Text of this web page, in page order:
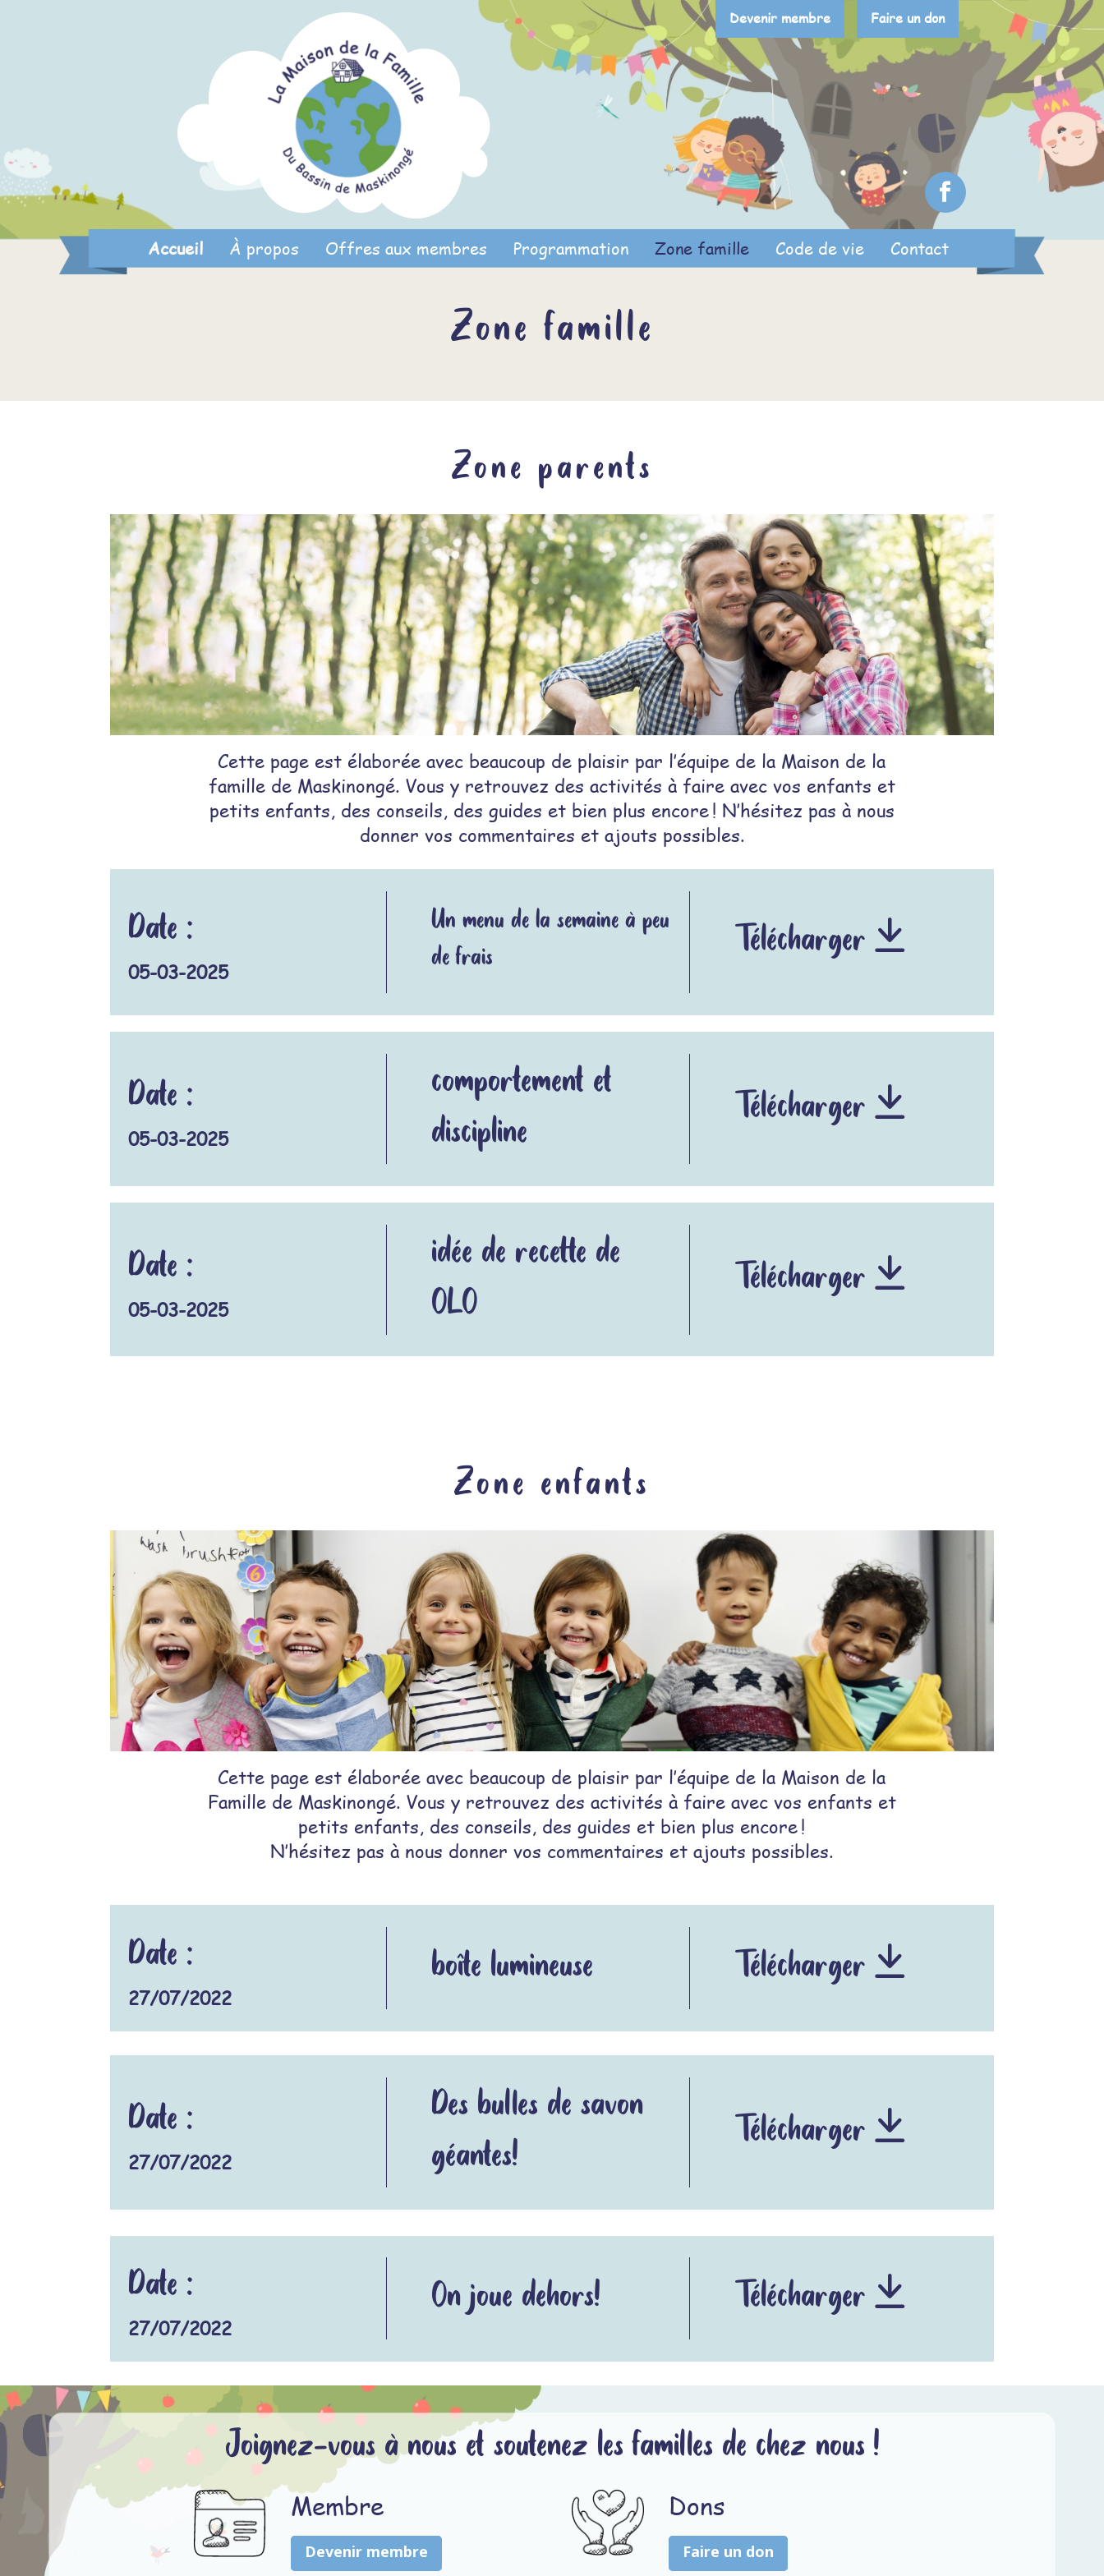
Devenir membre Faire un don
Accueil À propos Offres aux membres Programmation Zone famille Code de vie Contact
Zone famille
Zone parents
Cette page est élaborée avec beaucoup de plaisir par l’équipe de la Maison de la
famille de Maskinongé. Vous y retrouvez des activités à faire avec vos enfants et
petits enfants, des conseils, des guides et bien plus encore ! N’hésitez pas à nous
donner vos commentaires et ajouts possibles.
Date :
05-03-2025
Un menu de la semaine à peu
de frais
Télécharger
Date :
05-03-2025
comportement et
discipline
Télécharger
Date :
05-03-2025
idée de recette de
OLO
Télécharger
Zone enfants
Cette page est élaborée avec beaucoup de plaisir par l’équipe de la Maison de la
Famille de Maskinongé. Vous y retrouvez des activités à faire avec vos enfants et
petits enfants, des conseils, des guides et bien plus encore !
N’hésitez pas à nous donner vos commentaires et ajouts possibles.
Date :
27/07/2022
boîte lumineuse Télécharger
Date :
27/07/2022
Des bulles de savon
géantes!
Télécharger
Date :
27/07/2022
On joue dehors! Télécharger
Joignez-vous à nous et soutenez les familles de chez nous !
Membre
Devenir membre
Dons
Faire un don